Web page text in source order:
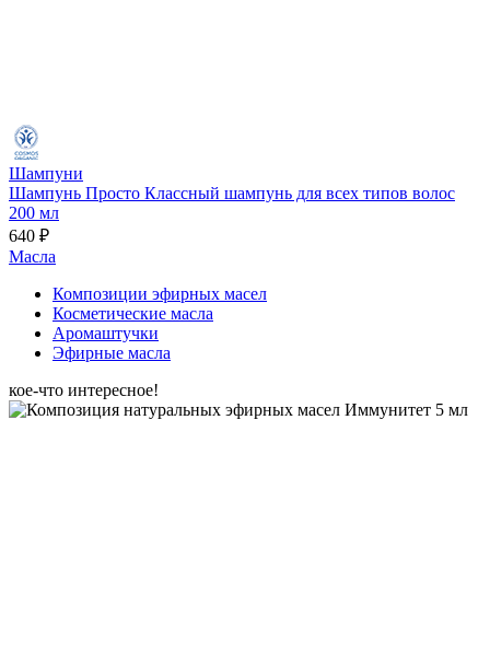
Шампуни
Шампунь Просто Классный шампунь для всех типов волос
200 мл
640 ₽
Масла
Композиции эфирных масел
Косметические масла
Аромаштучки
Эфирные масла
кое-что интересное!